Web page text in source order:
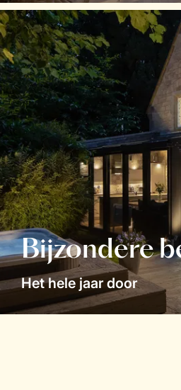
Bijzondere
Het hele jaar door